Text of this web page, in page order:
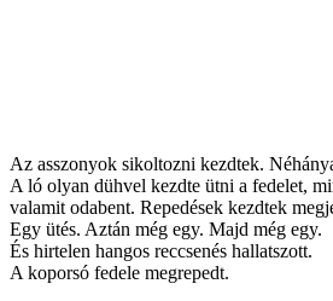
Az asszonyok sikoltozni kezdtek.
A ló olyan dühvel kezdte ütni a fedelet,
valamit odabent. Repedések kezdtek
Egy ütés. Aztán még egy. Majd még egy.
És hirtelen hangos reccsenés hallatszott.
A koporsó fedele megrepedt.